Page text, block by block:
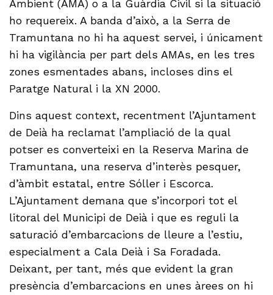
Ambient (AMA) o a la Guàrdia Civil si la situació
ho requereix. A banda d’això, a la Serra de
Tramuntana no hi ha aquest servei, i únicament
hi ha vigilància per part dels AMAs, en les tres
zones esmentades abans, incloses dins el
Paratge Natural i la XN 2000.
Dins aquest context, recentment l’Ajuntament
de Deià ha reclamat l’ampliació de la qual
potser es converteixi en la Reserva Marina de
Tramuntana, una reserva d’interès pesquer,
d’àmbit estatal, entre Sóller i Escorca.
L’Ajuntament demana que s’incorpori tot el
litoral del Municipi de Deià i que es reguli la
saturació d’embarcacions de lleure a l’estiu,
especialment a Cala Deià i Sa Foradada.
Deixant, per tant, més que evident la gran
presència d’embarcacions en unes àrees on hi